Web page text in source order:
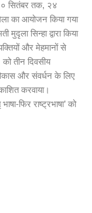
सितंबर तक, २४
का आयोजन किया गया
सिन्हा द्वारा किया
और मेहमानों से
तीन दिवसीय
और संवर्धन के लिए
करवाया।
फिर राष्ट्रभाषा’ को